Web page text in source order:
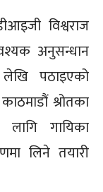
विश्वराज
अनुसन्धान
पठाइएको
श्रोतका
गायिका
लिने तयारी